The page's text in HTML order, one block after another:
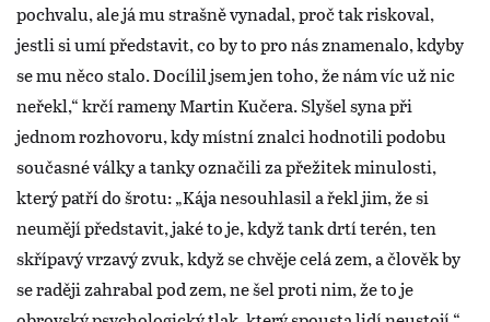
pochvalu, ale já mu strašně vynadal, proč tak riskoval,
jestli si umí představit, co by to pro nás znamenalo, kdyby
se mu něco stalo. Docílil jsem jen toho, že nám víc už nic
neřekl,“ krčí rameny Martin Kučera. Slyšel syna při
jednom rozhovoru, kdy místní znalci hodnotili podobu
současné války a tanky označili za přežitek minulosti,
který patří do šrotu: „Kája nesouhlasil a řekl jim, že si
neumějí představit, jaké to je, když tank drtí terén, ten
skřípavý vrzavý zvuk, když se chvěje celá zem, a člověk by
se raději zahrabal pod zem, ne šel proti nim, že to je